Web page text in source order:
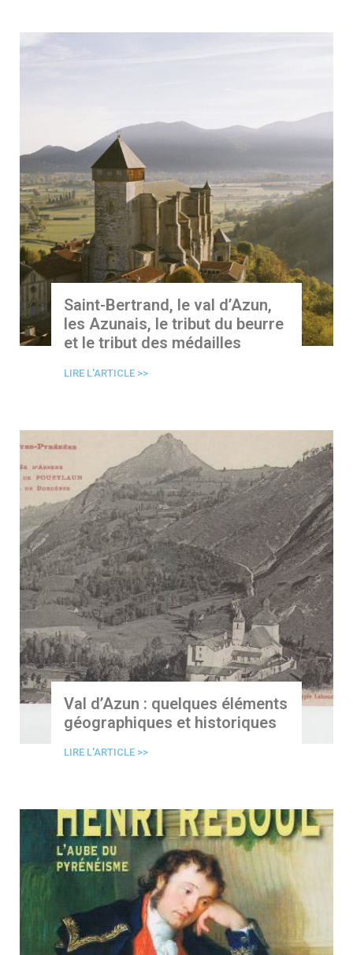
Saint-Bertrand, le val d’Azun,
les Azunais, le tribut du beurre
et le tribut des médailles
LIRE L'ARTICLE >>
Val d’Azun : quelques éléments
géographiques et historiques
LIRE L'ARTICLE >>